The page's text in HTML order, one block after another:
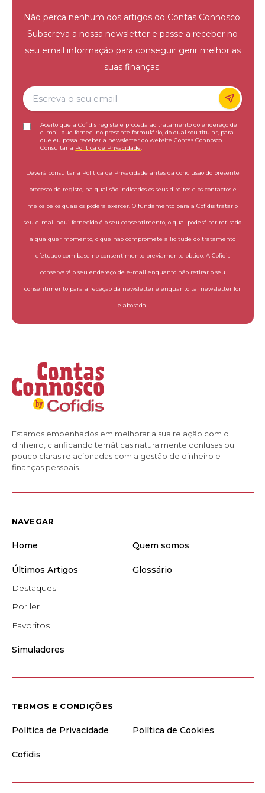
Não perca nenhum dos artigos do Contas Connosco.
Subscreva a nossa newsletter e passe a receber no
seu email informação para conseguir gerir melhor as
suas finanças.
Aceito que a Cofidis registe e proceda ao tratamento do endereço de
e-mail que forneci no presente formulário, do qual sou titular, para
que eu possa receber a newsletter do website Contas Connosco.
Consultar a Política de Privacidade
Deverá consultar a Política de Privacidade antes da conclusão do presente
processo de registo, na qual são indicados os seus direitos e os contactos e
meios pelos quais os poderá exercer. O fundamento para a Cofidis tratar o
seu e-mail aqui fornecido é o seu consentimento, o qual poderá ser retirado
a qualquer momento, o que não compromete a licitude do tratamento
efetuado com base no consentimento previamente obtido. A Cofidis
conservará o seu endereço de e-mail enquanto não retirar o seu
consentimento para a receção da newsletter e enquanto tal newsletter for
elaborada.
Estamos empenhados em melhorar a sua relação com o
dinheiro, clarificando temáticas naturalmente confusas ou
pouco claras relacionadas com a gestão de dinheiro e
finanças pessoais.
NAVEGAR
Home Quem somos
Últimos Artigos
Destaques
Por ler
Favoritos
Glossário
Simuladores
TERMOS E CONDIÇÕES
Política de Privacidade Política de Cookies
Cofidis